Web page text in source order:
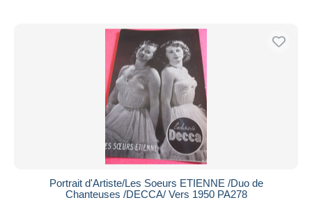
Portrait d'Artiste/Les Soeurs ETIENNE /Duo de
Chanteuses /DECCA/ Vers 1950 PA278